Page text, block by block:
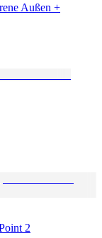
Außen +
2